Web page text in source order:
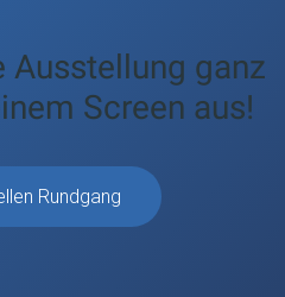
Ausstellung ganz
Screen aus!
Rundgang